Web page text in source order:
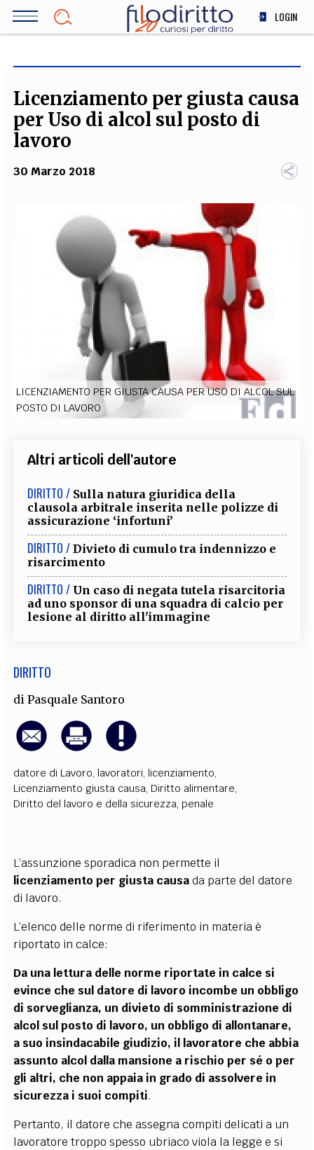
Salta
LOGIN
SOCIETÀ
MEDICINA
TEAM
REDAZIONE COMITATO SCIENTIFICO AUTORI CURATORI
FOTOGRAFI
PARTNER COLLABORA CON NOI
EXTRA
RUBRICHE LIBRI PROCEEDINGS PUBBLICITÀ
SOCIAL MEDIA
Licenziamento per giusta causa
per Uso di alcol sul posto di
lavoro
30 Marzo 2018
LICENZIAMENTO PER GIUSTA CAUSA PER USO DI ALCOL SUL
POSTO DI LAVORO
Altri articoli dell'autore
DIRITTO / Sulla natura giuridica della
clausola arbitrale inserita nelle polizze di
assicurazione ‘infortuni’
DIRITTO / Divieto di cumulo tra indennizzo e
risarcimento
DIRITTO / Un caso di negata tutela risarcitoria
ad uno sponsor di una squadra di calcio per
lesione al diritto all'immagine
DIRITTO
diPasquale Santoro
datore di Lavoro, lavoratori, licenziamento,
Licenziamento giusta causa, Diritto alimentare,
Diritto del lavoro e della sicurezza, penale
L’assunzione sporadica non permette il
licenziamento per giusta causada parte del datore
di lavoro.
L’elenco delle norme di riferimento in materia è
riportato in calce:
Da una lettura delle norme riportate in calce si
evince che sul datore di lavoro incombe un obbligo
di sorveglianza, un divieto di somministrazione di
alcol sul posto di lavoro, un obbligo di allontanare,
a suo insindacabile giudizio, il lavoratore che abbia
assunto alcol dalla mansione a rischio per sé o per
gli altri, che non appaia in grado di assolvere in
sicurezza i suoi compiti.
Pertanto, il datore che assegna compiti delicati a un
lavoratore troppo spesso ubriaco viola la legge e si